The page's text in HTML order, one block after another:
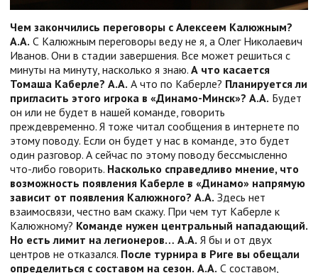
Чем закончились переговоры с Алексеем Калюжным?
А.А. С Калюжным переговоры веду не я, а Олег Николаевич
Иванов. Они в стадии завершения. Все может решиться с
минуты на минуту, насколько я знаю. А что касается
Томаша Каберле? А.А. А что по Каберле? Планируется ли
пригласить этого игрока в «Динамо-Минск»? А.А. Будет
он или не будет в нашей команде, говорить
преждевременно. Я тоже читал сообщения в интернете по
этому поводу. Если он будет у нас в команде, это будет
один разговор. А сейчас по этому поводу бессмысленно
что-либо говорить. Насколько справедливо мнение, что
возможность появления Каберле в «Динамо» напрямую
зависит от появления Калюжного? А.А. Здесь нет
взаимосвязи, честно вам скажу. При чем тут Каберле к
Калюжному? Команде нужен центральный нападающий.
Но есть лимит на легионеров… А.А. Я бы и от двух
центров не отказался. После турнира в Риге вы обещали
определиться с составом на сезон. А.А. С составом,